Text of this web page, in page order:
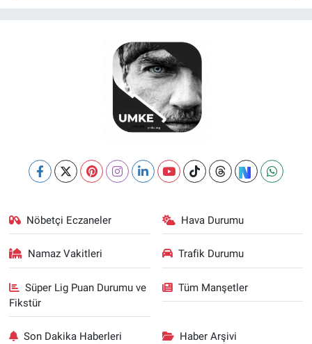
Nöbetçi Eczaneler Hava Durumu
Namaz Vakitleri Trafik Durumu
Süper Lig Puan Durumu ve
Fikstür
Tüm Manşetler
Son Dakika Haberleri Haber Arşivi